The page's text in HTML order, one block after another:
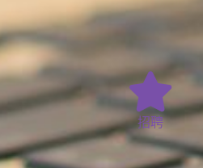
招聘